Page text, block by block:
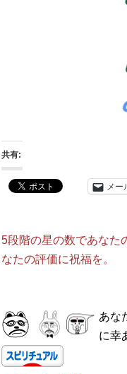
共有:
メー
5段階の星の数であなた
なたの評価に祝福を。
あな
に幸